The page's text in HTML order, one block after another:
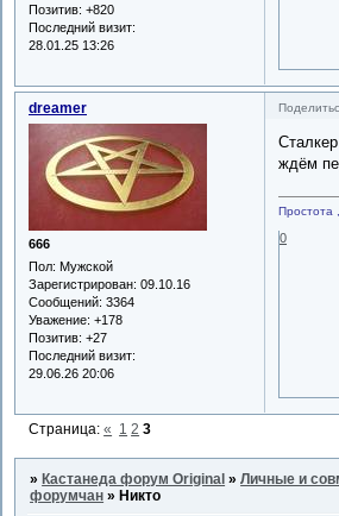
Позитив: +820
Последний визит:
28.01.25 13:26
dreamer
666
Пол: Мужской
Зарегистрирован: 09.10.16
Сообщений: 3364
Уважение: +178
Позитив: +27
Последний визит:
29.06.26 20:06
ждём
0
Страница:« 1 2 3
»Кастанеда форум Original »Личные и
форумчан »Никто